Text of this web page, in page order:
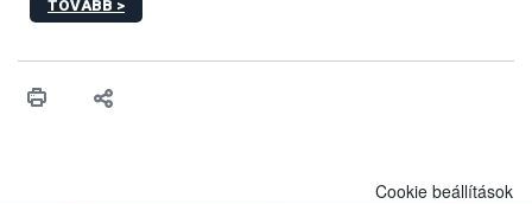
egészen a vesszőérettség (BBCH 91) stádiumáig
érésű szőlőkben is legyen lehetőség a károsító elleni további
felhasználók számára is elérhető és ökológiai termesztésben is
TOVÁBB >
Cookie beállítások